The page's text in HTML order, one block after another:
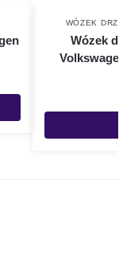
WÓZEK
Wózek